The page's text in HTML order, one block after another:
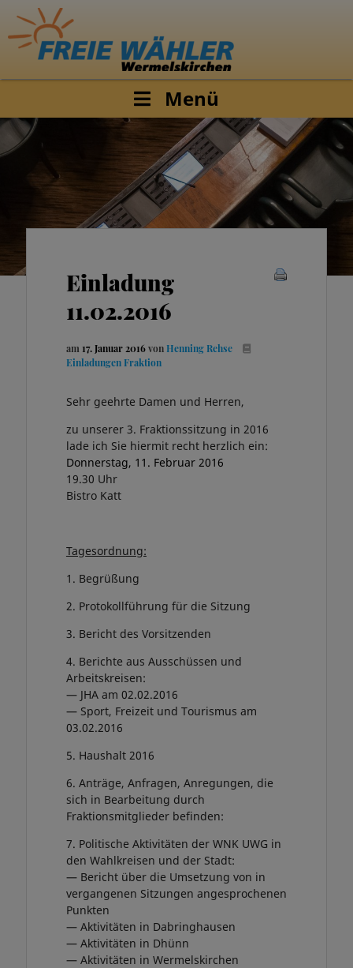
Menü
Einladung
11.02.2016
am 17. Januar 2016von Henning Rehse
Einladungen Fraktion
Sehr geehrte Damen und Herren,
zu unserer 3. Fraktionssitzung in 2016
lade ich Sie hiermit recht herzlich ein:
Donnerstag, 11. Februar 2016
19.30 Uhr
Bistro Katt
Tagesordnung:
1. Begrüßung
2. Protokollführung für die Sitzung
3. Bericht des Vorsitzenden
4. Berichte aus Ausschüssen und
Arbeitskreisen:
— JHA am 02.02.2016
— Sport, Freizeit und Tourismus am
03.02.2016
5. Haushalt 2016
6. Anträge, Anfragen, Anregungen, die
sich in Bearbeitung durch
Fraktionsmitglieder befinden:
7. Politische Aktivitäten der WNK UWG in
den Wahlkreisen und der Stadt:
— Bericht über die Umsetzung von in
vergangenen Sitzungen angesprochenen
Punkten
— Aktivitäten in Dabringhausen
— Aktivitäten in Dhünn
— Aktivitäten in Wermelskirchen